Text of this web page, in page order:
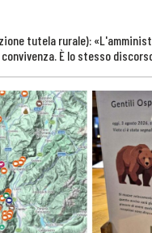
tutela rurale):
È lo stesso